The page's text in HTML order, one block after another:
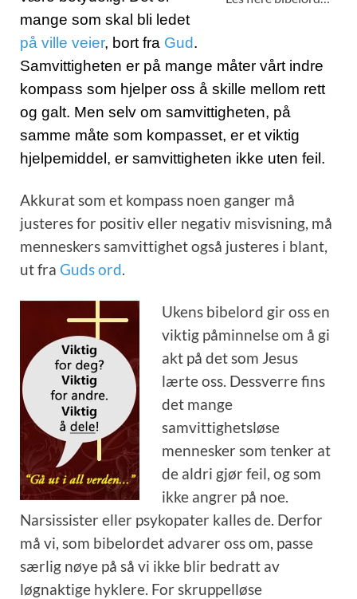
mange som skal bli ledet
på ville veier, bort fra Gud.
Samvittigheten er på mange måter vårt indre
kompass som hjelper oss å skille mellom rett
og galt. Men selv om samvittigheten, på
samme måte som kompasset, er et viktig
hjelpemiddel, er samvittigheten ikke uten feil.
Akkurat som et kompass noen ganger må
justeres for positiv eller negativ misvisning, må
menneskers samvittighet også justeres i blant,
ut fra Guds ord.
Ukens bibelord gir oss en
viktig påminnelse om å gi
akt på det som Jesus
lærte oss. Dessverre fins
det mange
samvittighetsløse
mennesker som tenker at
de aldri gjør feil, og som
ikke angrer på noe.
Narsissister eller psykopater kalles de. Derfor
må vi, som bibelordet advarer oss om, passe
særlig nøye på så vi ikke blir bedratt av
løgnaktige hyklere. For skruppelløse